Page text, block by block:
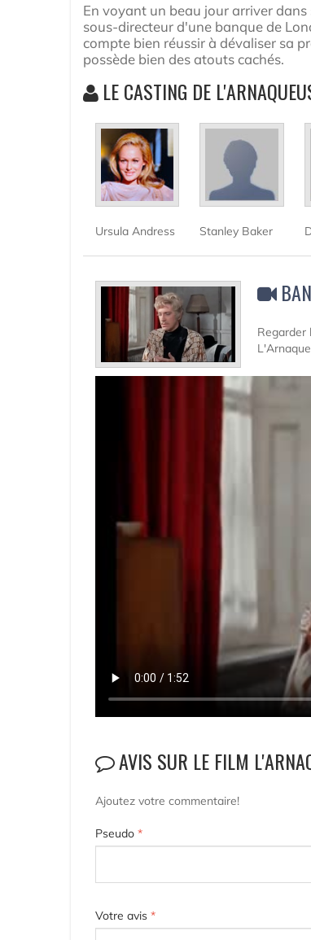
En voyant un beau jour arriver
sous-directeur d'une banque de
compte bien réussir à dévaliser sa
possède bien des atouts cachés.
LE CASTING DE
Ursula Andress Stanley Baker
Regarder
AVIS SUR LE FILM
Ajoutez votre commentaire!
Pseudo *
Votre avis *